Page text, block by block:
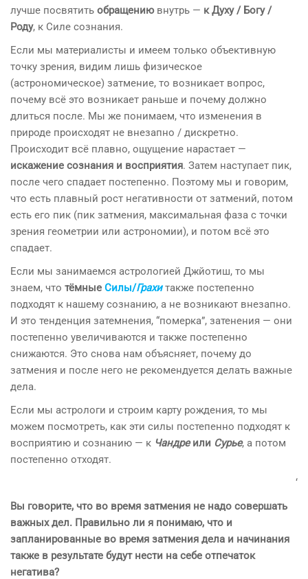
лучше посвятить обращениювнутрь — к Духу / Богу /
Роду, к Силе сознания.
Если мы материалисты и имеем только объективную
точку зрения, видим лишь физическое
(астрономическое) затмение, то возникает вопрос,
почему всё это возникает раньше и почему должно
длиться после. Мы же понимаем, что изменения в
природе происходят не внезапно / дискретно.
Происходит всё плавно, ощущение нарастает —
искажение сознания и восприятия. Затем наступает пик,
после чего спадает постепенно. Поэтому мы и говорим,
что есть плавный рост негативности от затмений, потом
есть его пик (пик затмения, максимальная фаза с точки
зрения геометрии или астрономии), и потом всё это
спадает.
Если мы занимаемся астрологией Джйотиш, то мы
знаем, что тёмные Силы/Грахитакже постепенно
подходят к нашему сознанию, а не возникают внезапно.
И это тенденция затемнения, “померка”, затенения — они
постепенно увеличиваются и также постепенно
снижаются. Это снова нам объясняет, почему до
затмения и после него не рекомендуется делать важные
дела.
Если мы астрологи и строим карту рождения, то мы
можем посмотреть, как эти силы постепенно подходят к
восприятию и сознанию — к Чандреили Сурье, а потом
постепенно отходят.
‘
Вы говорите, что во время затмения не надо совершать
важных дел. Правильно ли я понимаю, что и
запланированные во время затмения дела и начинания
также в результате будут нести на себе отпечаток
негатива?